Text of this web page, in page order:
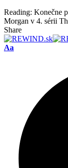
Reading: Konečne
Morgan v 4. sérii
Share
Font
Aa